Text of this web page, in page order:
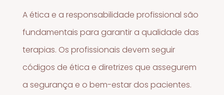
A ética e a responsabilidade profissional são
fundamentais para garantir a qualidade das
terapias. Os profissionais devem seguir
códigos de ética e diretrizes que assegurem
a segurança e o bem-estar dos pacientes.